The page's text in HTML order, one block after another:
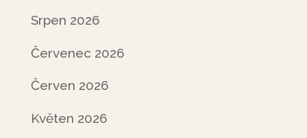
Srpen 2026
Červenec 2026
Červen 2026
Květen 2026